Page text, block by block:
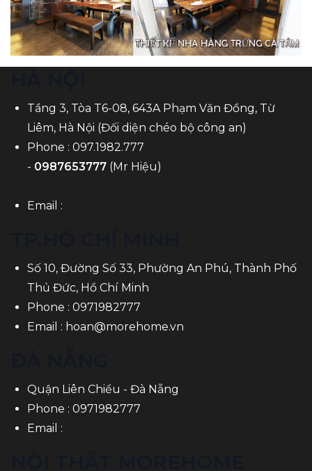
Tầng 3, Tòa T6-08, 643A Phạm Văn Đồng, Từ
Liêm, Hà Nội (Đối diện chéo bộ công an)
Phone : 097.1982.777
- 0987653777 (Mr Hiệu)
Email :
Số 10, Đường Số 33, Phường An Phú, Thành Phố
Thủ Đức, Hồ Chí Minh
Phone : 0971982777
Email : hoan@morehome.vn
Quận Liên Chiểu - Đà Nẵng
Phone : 0971982777
Email :